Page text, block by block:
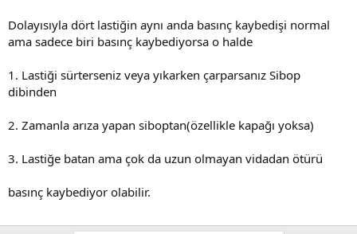
Dolayısıyla dört lastiğin aynı anda basınç kaybedişi normal
ama sadece biri basınç kaybediyorsa o halde
1. Lastiği sürterseniz veya yıkarken çarparsanız Sibop
dibinden
2. Zamanla arıza yapan siboptan(özellikle kapağı yoksa)
3. Lastiğe batan ama çok da uzun olmayan vidadan ötürü
basınç kaybediyor olabilir.